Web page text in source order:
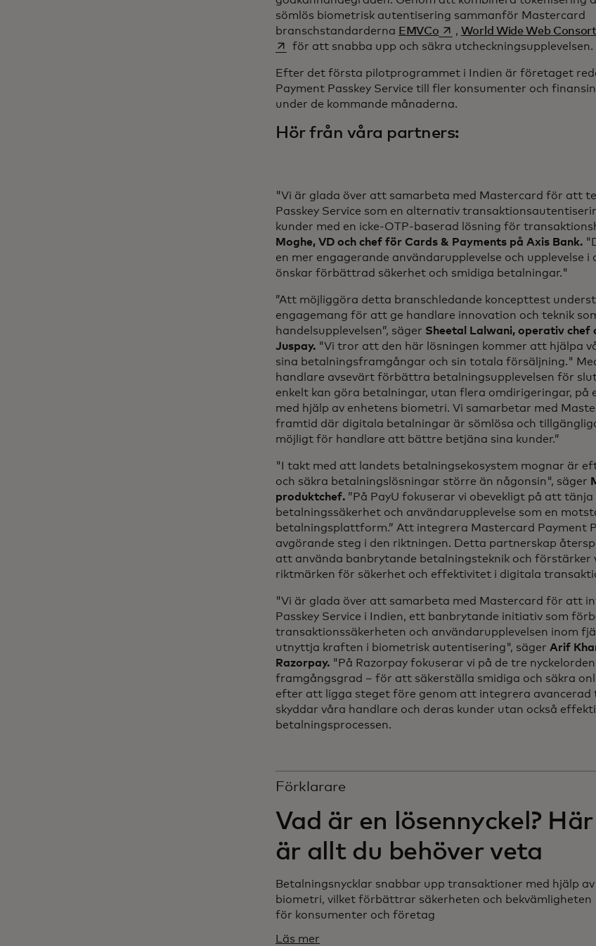
sömlös biometrisk autentisering sammanför Mastercard
branschstandarderna EMVCoopens in a new tab
, World Wide Web
för att snabba upp och säkra utcheckningsupplevelsen.
Efter det första pilotprogrammet i Indien är företaget
Payment Passkey Service till fler konsumenter och
under de kommande månaderna.
Hör från våra partners:
"Vi är glada över att samarbeta med Mastercard för att
Passkey Service som en alternativ
kunder med en icke-OTP-baserad lösning för
Moghe, VD och chef för Cards & Payments på Axis Bank.
en mer engagerande användarupplevelse och upplevelse i
önskar förbättrad säkerhet och smidiga betalningar."
”Att möjliggöra detta branschledande koncepttest
engagemang för att ge handlare innovation och teknik
handelsupplevelsen”, säger Sheetal Lalwani, operativ chef
Juspay. "Vi tror att den här lösningen kommer att hjälpa
sina betalningsframgångar och sin totala försäljning."
handlare avsevärt förbättra betalningsupplevelsen för
enkelt kan göra betalningar, utan flera omdirigeringar,
med hjälp av enhetens biometri. Vi samarbetar med
framtid där digitala betalningar är sömlösa och
möjligt för handlare att bättre betjäna sina kunder.”
"I takt med att landets betalningsekosystem mognar är
och säkra betalningslösningar större än någonsin", säger
produktchef. ”På PayU fokuserar vi obevekligt på att
betalningssäkerhet och användarupplevelse som en
betalningsplattform.” Att integrera Mastercard Payment
avgörande steg i den riktningen. Detta partnerskap
att använda banbrytande betalningsteknik och förstärker
riktmärken för säkerhet och effektivitet i digitala
"Vi är glada över att samarbeta med Mastercard för att
Passkey Service i Indien, ett banbrytande initiativ som
transaktionssäkerheten och användarupplevelsen inom
utnyttja kraften i biometrisk autentisering", säger Arif
Razorpay. "På Razorpay fokuserar vi på de tre
framgångsgrad – för att säkerställa smidiga och säkra
efter att ligga steget före genom att integrera avancerad
skyddar våra handlare och deras kunder utan också
betalningsprocessen.
Förklarare
Vad är en lösennyckel? Här
är allt du behöver veta
Betalningsnycklar snabbar upp transaktioner med hjälp av
biometri, vilket förbättrar säkerheten och bekvämligheten
för konsumenter och företag
Läs mer